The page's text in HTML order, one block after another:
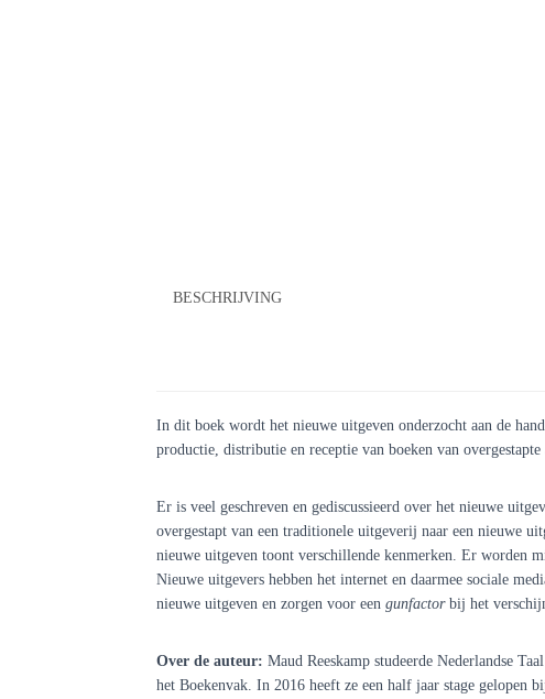
BESCHRIJVING
In dit boek wordt het nieuwe uitgeven onderzocht aan de
productie, distributie en receptie van boeken van overgestapte
Er is veel geschreven en gediscussieerd over het nieuwe
overgestapt van een traditionele uitgeverij naar een nieuwe
nieuwe uitgeven toont verschillende kenmerken. Er worden
Nieuwe uitgevers hebben het internet en daarmee sociale
nieuwe uitgeven en zorgen voor een gunfactorbij het
Over de auteur: Maud Reeskamp studeerde Nederlandse
het Boekenvak. In 2016 heeft ze een half jaar stage gelopen